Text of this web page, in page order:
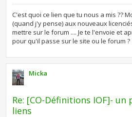
e
s
a
g
e
C'est quoi ce lien que tu nous a mis ??
(quand j'y pense) aux nouveaux
mettre sur le forum .... Je te l'envoie et
pour qu'il passe sur le site ou le forum ?
Micka
Re: [CO-Définitions IOF]- un
liens